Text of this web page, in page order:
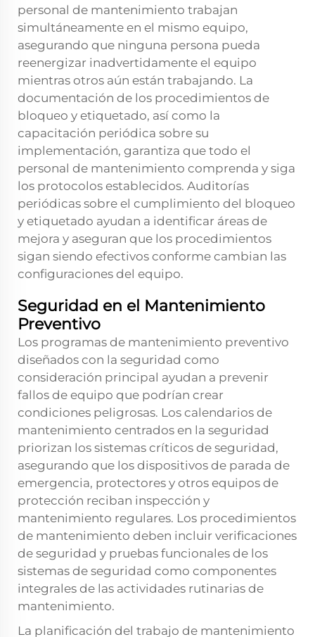
personal de mantenimiento trabajan
simultáneamente en el mismo equipo,
asegurando que ninguna persona pueda
reenergizar inadvertidamente el equipo
mientras otros aún están trabajando. La
documentación de los procedimientos de
bloqueo y etiquetado, así como la
capacitación periódica sobre su
implementación, garantiza que todo el
personal de mantenimiento comprenda y siga
los protocolos establecidos. Auditorías
periódicas sobre el cumplimiento del bloqueo
y etiquetado ayudan a identificar áreas de
mejora y aseguran que los procedimientos
sigan siendo efectivos conforme cambian las
configuraciones del equipo.
Seguridad en el Mantenimiento
Preventivo
Los programas de mantenimiento preventivo
diseñados con la seguridad como
consideración principal ayudan a prevenir
fallos de equipo que podrían crear
condiciones peligrosas. Los calendarios de
mantenimiento centrados en la seguridad
priorizan los sistemas críticos de seguridad,
asegurando que los dispositivos de parada de
emergencia, protectores y otros equipos de
protección reciban inspección y
mantenimiento regulares. Los procedimientos
de mantenimiento deben incluir verificaciones
de seguridad y pruebas funcionales de los
sistemas de seguridad como componentes
integrales de las actividades rutinarias de
mantenimiento.
La planificación del trabajo de mantenimiento